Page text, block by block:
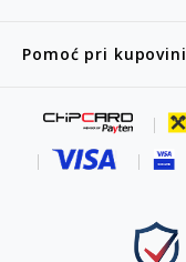
Pomoć pri kupovini